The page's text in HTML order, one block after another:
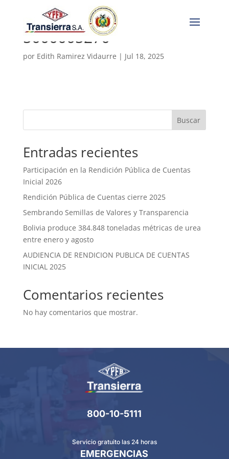
5000005270
por Edith Ramirez Vidaurre | Jul 18, 2025
Buscar
Entradas recientes
Participación en la Rendición Pública de Cuentas
Inicial 2026
Rendición Pública de Cuentas cierre 2025
Sembrando Semillas de Valores y Transparencia
Bolivia produce 384.848 toneladas métricas de urea
entre enero y agosto
AUDIENCIA DE RENDICION PUBLICA DE CUENTAS
INICIAL 2025
Comentarios recientes
No hay comentarios que mostrar.
800-10-5111
Servicio gratuito las 24 horas
EMERGENCIAS